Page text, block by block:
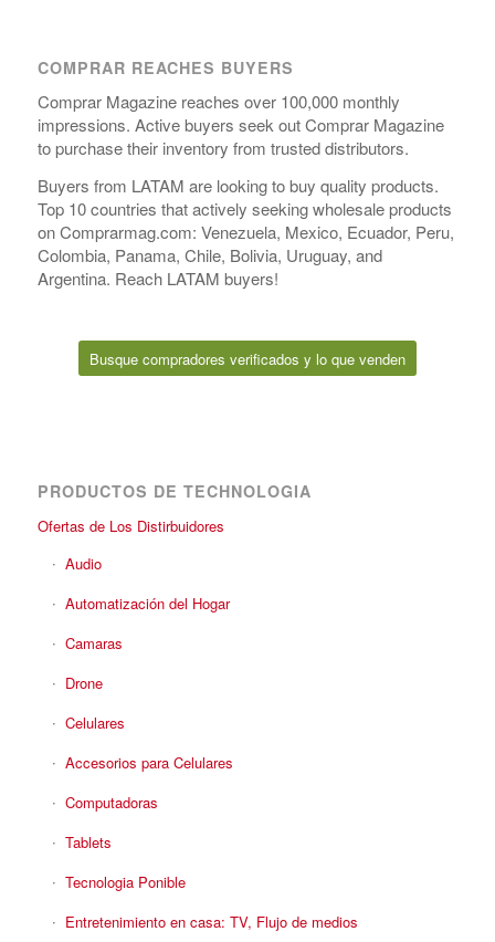
COMPRAR REACHES BUYERS
Comprar Magazine reaches over 100,000 monthly
impressions. Active buyers seek out Comprar Magazine
to purchase their inventory from trusted distributors.
Buyers from LATAM are looking to buy quality products.
Top 10 countries that actively seeking wholesale products
on Comprarmag.com: Venezuela, Mexico, Ecuador, Peru,
Colombia, Panama, Chile, Bolivia, Uruguay, and
Argentina. Reach LATAM buyers!
Busque compradores verificados y lo que venden
PRODUCTOS DE TECHNOLOGIA
Ofertas de Los Distirbuidores
Audio
Automatización del Hogar
Camaras
Drone
Celulares
Accesorios para Celulares
Computadoras
Tablets
Tecnologia Ponible
Entretenimiento en casa: TV, Flujo de medios